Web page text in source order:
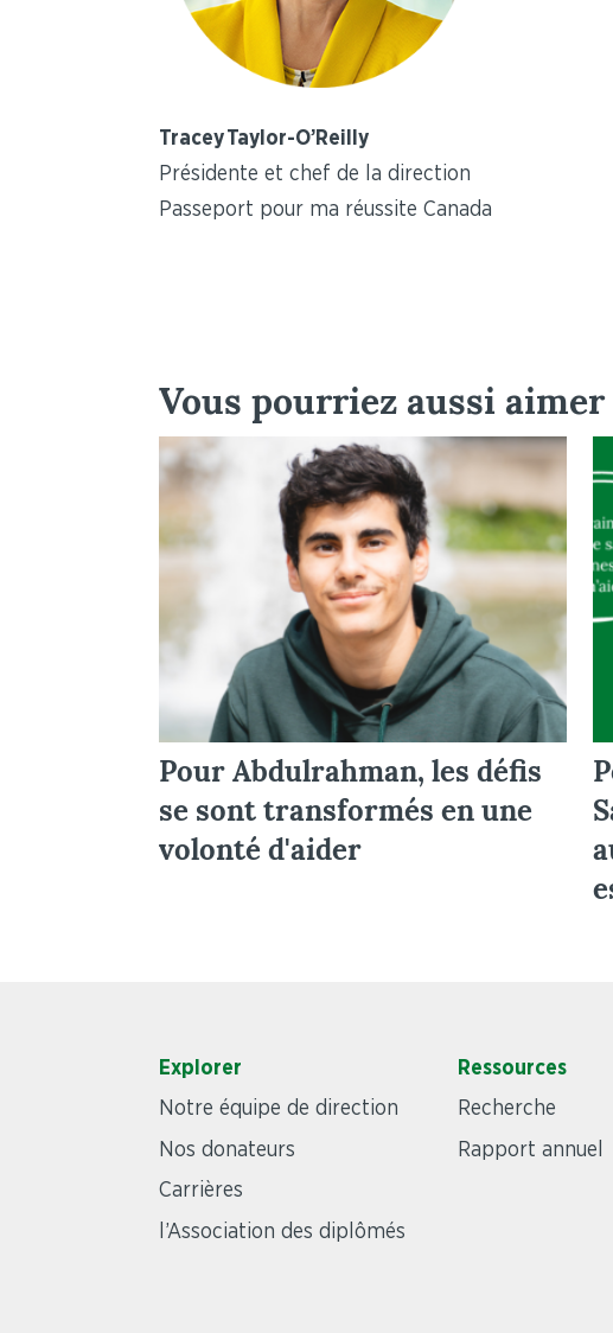
Tracey Taylor-O’Reilly
Présidente et chef de la direction
Passeport pour ma réussite Canada
Vous pourriez aussi aimer
Pour Abdulrahman, les défis
se sont transformés en une
volonté d'aider
Explorer
Notre équipe de direction
Nos donateurs
Carrières
l’Association des diplômés
Ressources
Recherche
Rapport annuel